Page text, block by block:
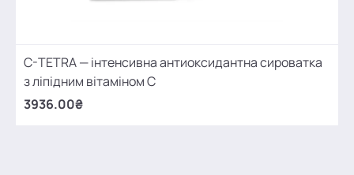
C-TETRA — інтенсивна антиоксидантна сироватка
з ліпідним вітаміном С
3936.00₴